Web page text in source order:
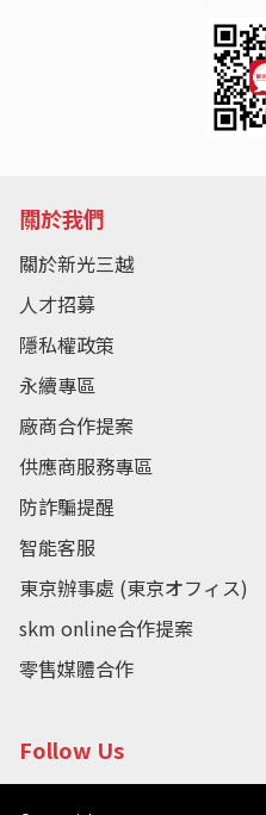
關於我們
關於新光三越
人才招募
隱私權政策
永續專區
廠商合作提案
供應商服務專區
防詐騙提醒
智能客服
東京辦事處 (東京オフィス)
skm online合作提案
零售媒體合作
Follow Us